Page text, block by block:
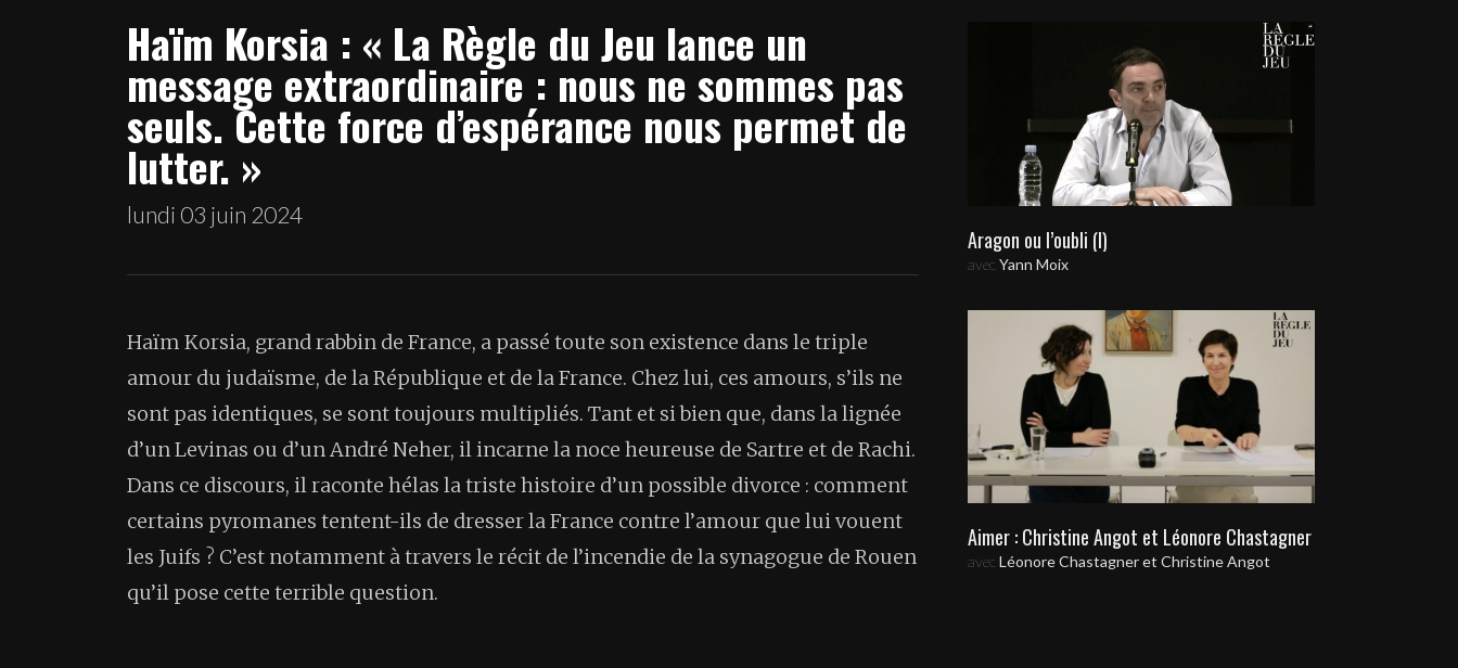
Haïm Korsia : « La Règle du Jeu lance un
message extraordinaire : nous ne sommes pas
seuls. Cette force d’espérance nous permet de
lutter. »
lundi 03 juin 2024
Haïm Korsia, grand rabbin de France, a passé toute son existence dans le triple
amour du judaïsme, de la République et de la France. Chez lui, ces amours, s’ils ne
sont pas identiques, se sont toujours multipliés. Tant et si bien que, dans la lignée
d’un Levinas ou d’un André Neher, il incarne la noce heureuse de Sartre et de Rachi.
Dans ce discours, il raconte hélas la triste histoire d’un possible divorce : comment
certains pyromanes tentent-ils de dresser la France contre l’amour que lui vouent
les Juifs ? C’est notamment à travers le récit de l’incendie de la synagogue de Rouen
qu’il pose cette terrible question.
Aragon ou l’oubli (I)
avec Yann Moix
Aimer : Christine Angot et Léonore Chastagner
avec Léonore Chastagner et Christine Angot